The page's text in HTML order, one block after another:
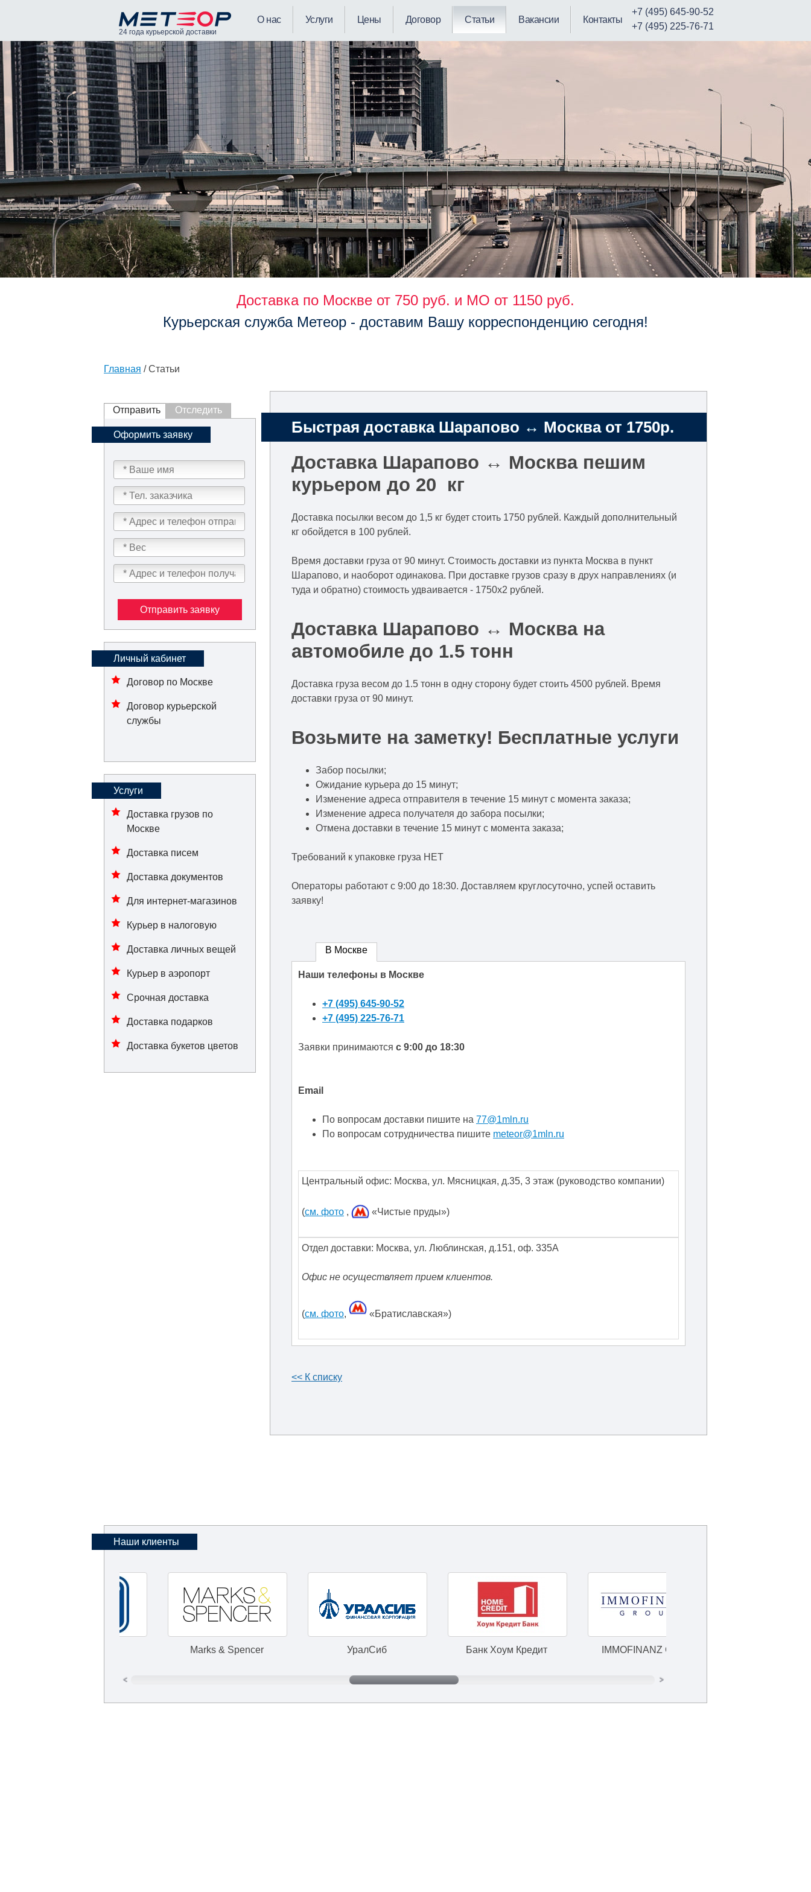
24 года курьерской доставки
О нас Услуги Цены Договор Статьи Вакансии Контакты
+7 (495) 645-90-52
+7 (495) 225-76-71
Доставка по Москве от 750 руб. и МО от 1150 руб.
Курьерская служба Метеор - доставим Вашу корреспонденцию сегодня!
Главная / Статьи
Быстрая доставка Шарапово ↔ Москва от 1750р.
Доставка Шарапово ↔ Москва пешим
курьером до 20 кг
Доставка посылки весом до 1,5 кг будет стоить 1750 рублей. Каждый дополнительный
кг обойдется в 100 рублей.
Время доставки груза от 90 минут. Стоимость доставки из пункта Москва в пункт
Шарапово, и наоборот одинакова. При доставке грузов сразу в друх направлениях (и
туда и обратно) стоимость удваивается - 1750x2 рублей.
Доставка Шарапово ↔ Москва на
автомобиле до 1.5 тонн
Доставка груза весом до 1.5 тонн в одну сторону будет стоить 4500 рублей. Время
доставки груза от 90 минут.
Возьмите на заметку! Бесплатные услуги
Забор посылки;
Ожидание курьера до 15 минут;
Изменение адреса отправителя в течение 15 минут с момента заказа;
Изменение адреса получателя до забора посылки;
Отмена доставки в течение 15 минут с момента заказа;
Требований к упаковке груза НЕТ
Операторы работают c 9:00 до 18:30. Доставляем круглосуточно, успей оставить
заявку!
В Москве
Наши телефоны в Москве
+7 (495) 645-90-52
+7 (495) 225-76-71
Заявки принимаются с 9:00 до 18:30
Email
По вопросам доставки пишите на 77@1mln.ru
По вопросам сотрудничества пишите meteor@1mln.ru
Центральный офис: Москва, ул. Мясницкая, д.35, 3 этаж (руководство компании)
(см. фото , «Чистые пруды»)
Отдел доставки: Москва, ул. Люблинская, д.151, оф. 335А
Офис не осуществляет прием клиентов.
(см. фото, «Братиславская»)
<< К списку
Отправить Отследить
Оформить заявку
Отправить заявку
Личный кабинет
Договор по Москве
Договор курьерской
службы
Услуги
Доставка грузов по
Москве
Доставка писем
Доставка документов
Для интернет-магазинов
Курьер в налоговую
Доставка личных вещей
Курьер в аэропорт
Срочная доставка
Доставка подарков
Доставка букетов цветов
Наши клиенты
Marks & Spencer Банк Хоум Кредит IMMOFINANZ Group